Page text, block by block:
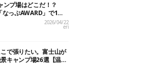
ンプ場はどこだ！？
っぷAWARD」で1位
人気6施設を大発表
2026/04/22
eri
で張りたい。富士山が
キャンプ場26選【温泉